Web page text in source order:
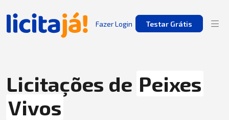
Fazer Login Testar Grátis
Licitações de Peixes
Vivos